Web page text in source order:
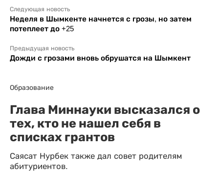
Следующая новость
Неделя в Шымкенте начнется с грозы, но затем
потеплеет до +25
Предыдущая новость
Дожди с грозами вновь обрушатся на Шымкент
Образование
Глава Миннауки высказался о
тех, кто не нашел себя в
списках грантов
Саясат Нурбек также дал совет родителям
абитуриентов.